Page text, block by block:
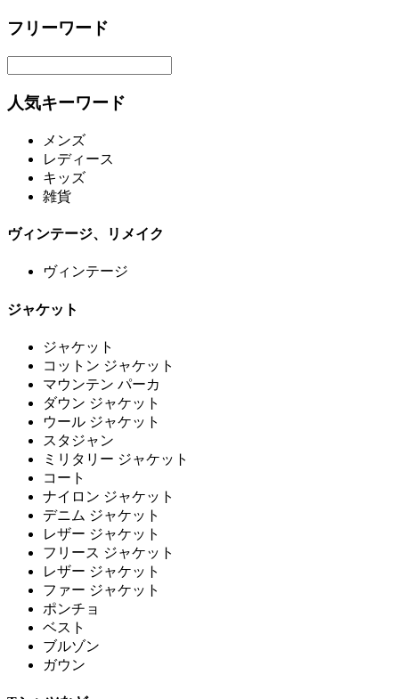
フリーワード
人気キーワード
メンズ
レディース
キッズ
雑貨
ヴィンテージ、リメイク
ヴィンテージ
ジャケット
ジャケット
コットン ジャケット
マウンテン パーカ
ダウン ジャケット
ウール ジャケット
スタジャン
ミリタリー ジャケット
コート
ナイロン ジャケット
デニム ジャケット
レザー ジャケット
フリース ジャケット
レザー ジャケット
ファー ジャケット
ポンチョ
ベスト
ブルゾン
ガウン